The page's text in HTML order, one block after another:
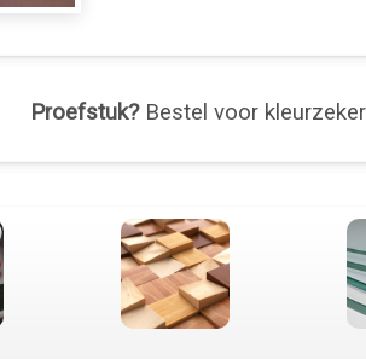
Proefstuk?Bestel voor